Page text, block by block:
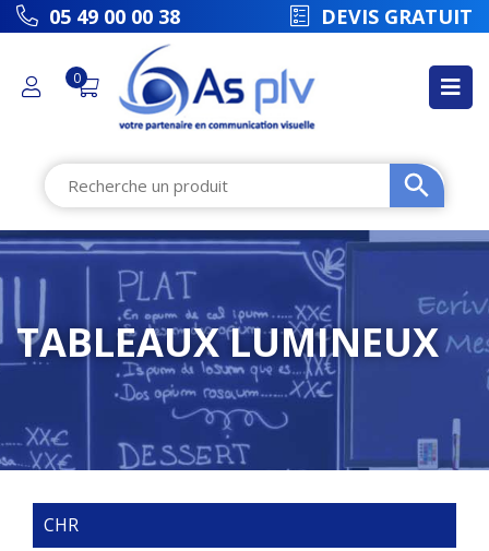
picto 05 49 00 00 38 DEVIS GRATUIT
0
TABLEAUX LUMINEUX
CHR